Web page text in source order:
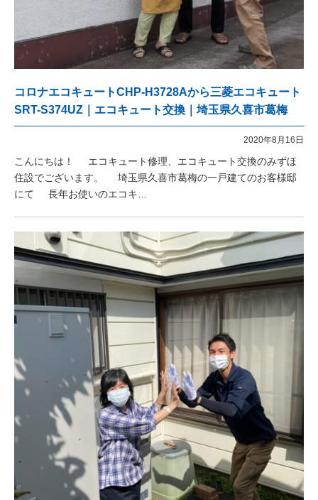
コロナエコキュートCHP-H3728Aから三菱エコキュート
SRT-S374UZ｜エコキュート交換｜埼玉県久喜市葛梅
2020年8月16日
こんにちは！ エコキュート修理、エコキュート交換のみずほ
住設でございます。 埼玉県久喜市葛梅の一戸建てのお客様邸
にて 長年お使いのエコキ…